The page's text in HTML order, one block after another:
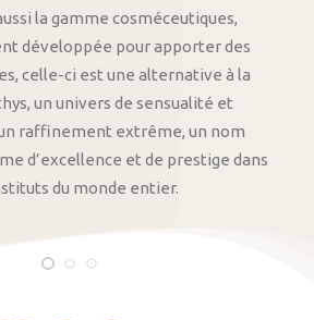
la gamme cosméceutiques,
développée pour apporter des
celle-ci est une alternative à la
un univers de sensualité et
raffinement extrême, un nom
d’excellence et de prestige dans
du monde entier.